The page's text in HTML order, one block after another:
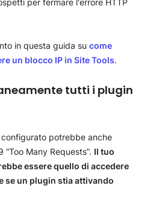
in questa guida su come
un blocco IP in Site Tools.
tutti i plugin
configurato potrebbe anche
“Too Many Requests”. Il tuo
essere quello di accedere
se un plugin stia attivando